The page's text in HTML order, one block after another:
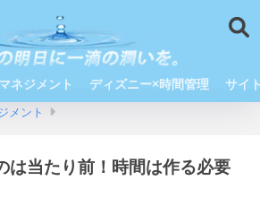
ネジメント ディズニー×時間管理 サイ
メント
は当たり前！時間は作る必要